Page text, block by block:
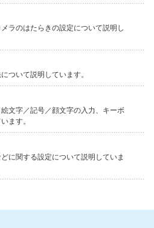
ラのはたらきの設定について説明し
ついて説明しています。
文字／記号／顔文字の入力、キーボ
ます。
に関する設定について説明していま